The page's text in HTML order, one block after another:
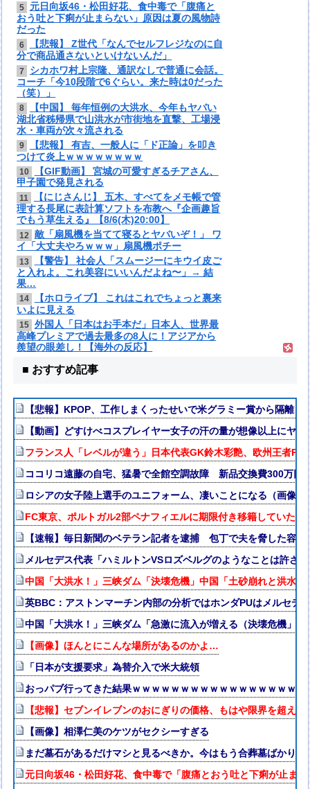
5
元日向坂46・松田好花、食中毒で「腹痛と
おう吐と下痢が止まらない」原因は夏の風物詩
だった
6
【悲報】 Z世代「なんでセルフレジなのに自
分で商品通さないといけないんだ」
7
シカホワ村上宗隆、通訳なしで普通に会話。
コーチ「今10段階で6ぐらい。来た時は0だった
（笑）」
8
【中国】 毎年恒例の大洪水、今年もヤバい
湖北省秭帰県で山洪水が市街地を直撃、工場浸
水・車両が次々流される
9
【悲報】 有吉、一般人に「ド正論」を叩き
つけて炎上ｗｗｗｗｗｗｗｗ
10
【GIF動画】 宮城の可愛すぎるチアさん、
甲子園で発見される
11
【にじさんじ】 五木、すべてをメモ帳で管
理する長尾に表計算ソフトを布教へ『企画趣旨
でもう草生える』【8/6(木)20:00】
12
敵「扇風機を当てて寝るとヤバいぞ！」 ワ
イ「大丈夫やろｗｗｗ」扇風機ポチー
13
【警告】 社会人「スムージーにキウイ皮ご
と入れよ。これ美容にいいんだよね〜」→ 結
果…
14
【ホロライブ】 これはこれでちょっと裏来
いよに見える
15 外国人「日本はお手本だ」日本人、世界最
高峰プレミアで過去最多の8人に！アジアから
羨望の眼差し！【海外の反応】
■ おすすめ記事
【悲報】KPOP、工作しまくったせいで米グラミー賞から隔離さ
【動画】どすけべコスプレイヤー女子の汗の量が想像以上にヤバ
フランス人「レベルが違う」日本代表GK鈴木彩艶、欧州王者
ココリコ遠藤の自宅、猛暑で全館空調故障 新品交換費300万
ロシアの女子陸上選手のユニフォーム、凄いことになる（画像・
FC東京、ポルトガル2部ペナフィエルに期限付き移籍していた
【速報】毎日新聞のベテラン記者を逮捕 包丁で夫を脅した容疑
メルセデス代表「ハミルトンVSロズベルグのようなことは許さ
中国「大洪水！」三峡ダム「決壊危機」中国「土砂崩れと洪水
英BBC：アストンマーチン内部の分析ではホンダPUはメルセデ
中国「大洪水！」三峡ダム「急激に流入が増える（決壊危機」
【画像】ほんとにこんな場所があるのかよ…
「日本が支援要求」為替介入で米大統領
おっパブ行ってきた結果ｗｗｗｗｗｗｗｗｗｗｗｗｗｗｗｗｗｗ
【悲報】セブンイレブンのおにぎりの価格、もはや限界を超える
【画像】相澤仁美のケツがセクシーすぎる
まだ墓石があるだけマシと見るべきか。今はもう合葬墓ばかり
元日向坂46・松田好花、食中毒で「腹痛とおう吐と下痢が止ま